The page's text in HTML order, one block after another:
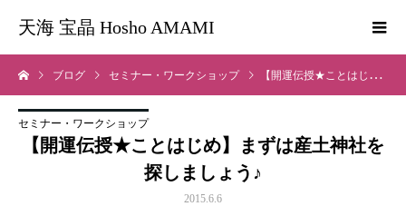
天海 宝晶 Hosho AMAMI
ブログ セミナー・ワークショップ 【開運伝授★ことはじめ】まずは産土神社を探しましょう♪
セミナー・ワークショップ
【開運伝授★ことはじめ】まずは産土神社を
探しましょう♪
2015.6.6